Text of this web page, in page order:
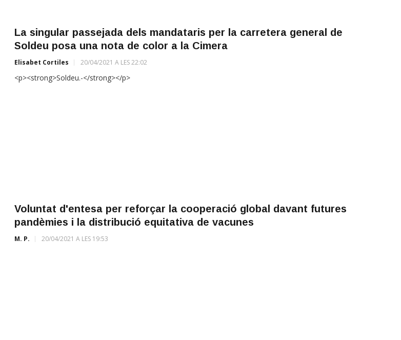
La singular passejada dels mandataris per la carretera general de
Soldeu posa una nota de color a la Cimera
Elisabet Cortiles 20/04/2021 A LES 22:02
<p><strong>Soldeu.-</strong></p>
Voluntat d'entesa per reforçar la cooperació global davant futures
pandèmies i la distribució equitativa de vacunes
M. P. 20/04/2021 A LES 19:53